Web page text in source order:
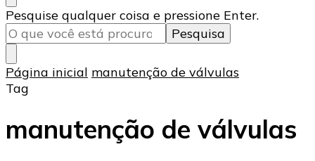
Procurando
algo?
Pesquise qualquer coisa e pressione Enter.
Página inicial manutenção de válvulas
Tag
manutenção de válvulas